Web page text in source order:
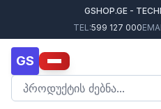
GSHOP.GE -
TEL:599 127 000
GS